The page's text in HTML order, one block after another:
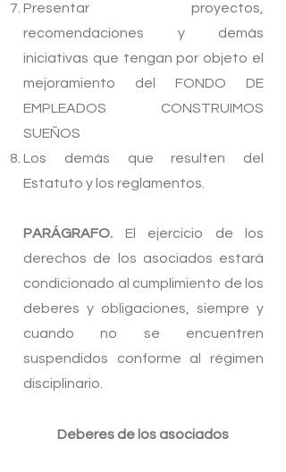
Presentar proyectos,
recomendaciones y demás
iniciativas que tengan por objeto el
mejoramiento del FONDO DE
EMPLEADOS CONSTRUIMOS
SUEÑOS
Los demás que resulten del
Estatuto y los reglamentos.
PARÁGRAFO. El ejercicio de los
derechos de los asociados estará
condicionado al cumplimiento de los
deberes y obligaciones, siempre y
cuando no se encuentren
suspendidos conforme al régimen
disciplinario.
Deberes de los asociados